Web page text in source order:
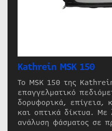
Kathrein MSK 150
Το MSK 150 της
επαγγελματικό
δορυφορικά, επίγεια,
και οπτικά δίκτυα. Με
ανάλυση φάσματος σε